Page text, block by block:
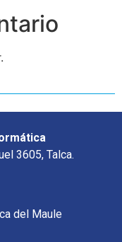
3605, Talca.
del Maule